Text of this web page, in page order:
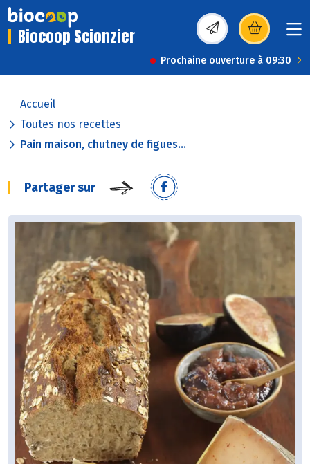
Biocoop Scionzier (s’ouvre dans une
Prochaine ouverture à 09:30
Accueil
Toutes nos recettes
Pain maison, chutney de figues...
Partager sur